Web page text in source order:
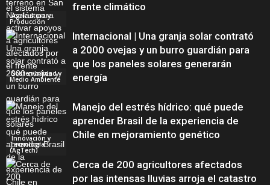
Agricultura y
Producción
Sostenibilidad y
Medio Ambiente
frente climático
Innovación y
Tecnología
(AgTech)
Internacional | Una granja solar contrató
a 2000 ovejas y un burro guardián para
que los paneles solares generarán
energía
Manejo del estrés hídrico: qué puede
aprender Brasil de la experiencia de
Chile en mejoramiento genético
Cerca de 200 agricultores afectados
por las intensas lluvias arroja el catastro